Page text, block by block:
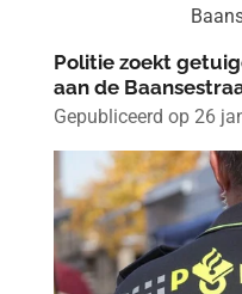
Politie zoekt
aan de
Gepubliceerd op 26